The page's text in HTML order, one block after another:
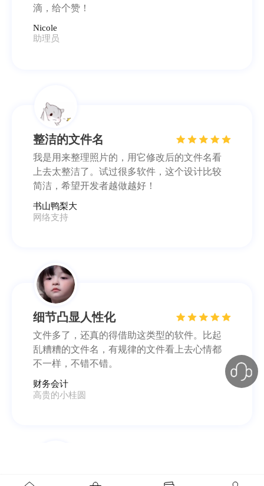
滴，给个赞！
Nicole
助理员
整洁的文件名
我是用来整理照片的，用它修改后的文件名看
上去太整洁了。试过很多软件，这个设计比较
简洁，希望开发者越做越好！
书山鸭梨大
网络支持
细节凸显人性化
文件多了，还真的得借助这类型的软件。比起
乱糟糟的文件名，有规律的文件看上去心情都
不一样，不错不错。
财务会计
高贵的小桂圆